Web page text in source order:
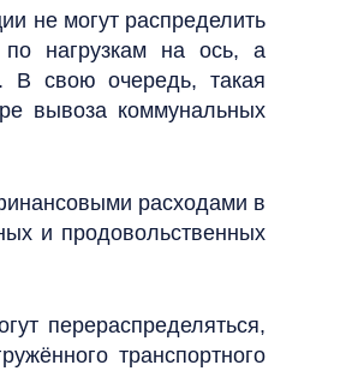
не могут распределить
нагрузкам на ось, а
В свою очередь, такая
вывоза коммунальных
расходами в
и продовольственных
перераспределяться,
транспортного